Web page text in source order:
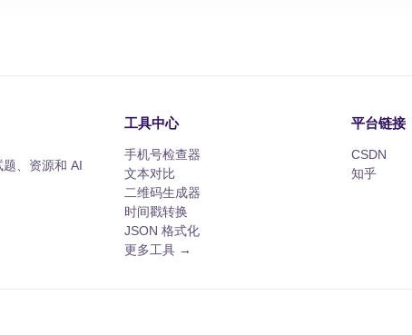
、资源和 AI
工具中心
手机号检查器
文本对比
二维码生成器
时间戳转换
JSON 格式化
更多工具 →
平台链接
CSDN
知乎